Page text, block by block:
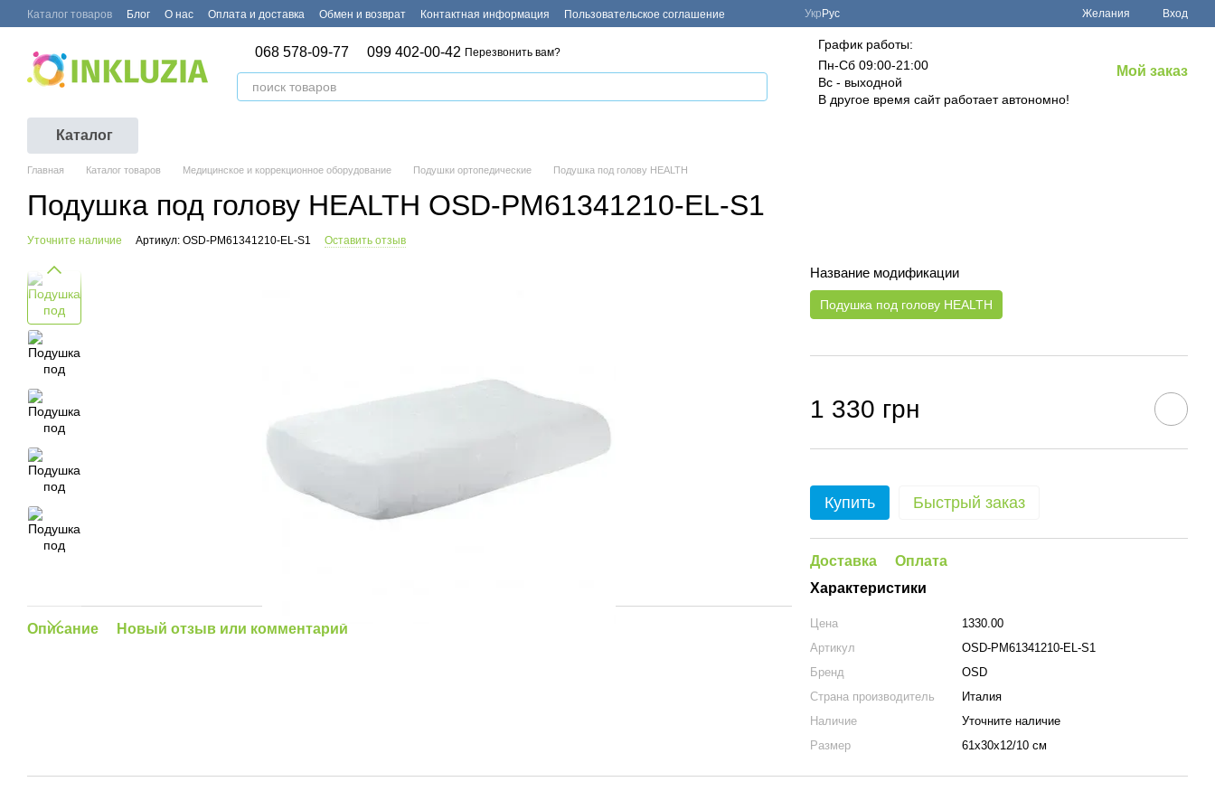
Перейти к основному контенту
Каталог товаров Блог О нас Оплата и доставка Обмен и возврат Контактная информация Пользовательское соглашение Укр Рус Желания Вход
068 578-09-77 099 402-00-42 Перезвонить вам?
График работы:
Пн-Сб 09:00-21:00
Вс - выходной
В другое время сайт работает автономно!
Мой заказ
Каталог
Главная Каталог товаров Медицинское и коррекционное оборудование Подушки ортопедические Подушка под голову HEALTH
Подушка под голову HEALTH OSD-PM61341210-EL-S1
Уточните наличие Артикул: OSD-PM61341210-EL-S1 Оставить отзыв
Описание Новый отзыв или комментарий
Название модификации
Подушка под голову HEALTH
1 330 грн
Купить Быстрый заказ
Доставка
Оплата
Характеристики
Цена
1330.00
Артикул
OSD-PM61341210-EL-S1
Бренд
OSD
Страна производитель
Италия
Наличие
Уточните наличие
Размер
61х30х12/10 см